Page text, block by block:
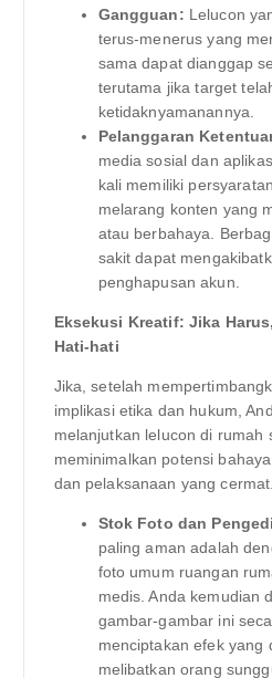
Gangguan: Lelucon
terus-menerus yang
sama dapat dianggap
terutama jika target
ketidaknyamanannya.
Pelanggaran
media sosial dan
kali memiliki
melarang konten yang
atau berbahaya.
sakit dapat
penghapusan akun.
Eksekusi Kreatif: Jika
Hati-hati
Jika, setelah
implikasi etika dan hukum,
melanjutkan lelucon di rumah
meminimalkan potensi
dan pelaksanaan yang cermat.
Stok Foto dan
paling aman adalah
foto umum ruangan
medis. Anda kemudian
gambar-gambar ini
menciptakan efek yang
melibatkan orang